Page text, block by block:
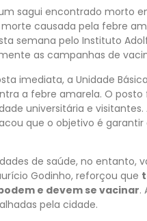
sagui encontrado morto
causada pela febre
semana pelo Instituto
as campanhas de
imediata, a Unidade
a febre amarela. O
universitária e visitantes.
que o objetivo é
de saúde, no entanto,
Godinho, reforçou que
e devem se vacinar.
pela cidade.